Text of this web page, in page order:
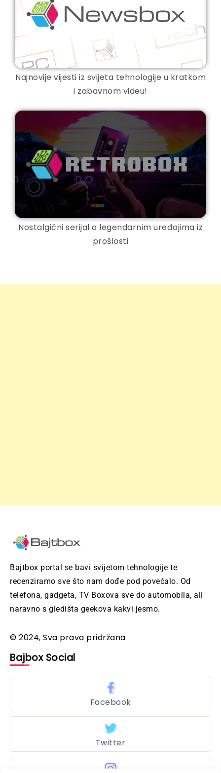
Najnovije vijesti iz svijeta tehnologije u kratkom
i zabavnom videu!
Nostalgični serijal o legendarnim uređajima iz
prošlosti
Bajtbox portal se bavi svijetom tehnologije te
recenziramo sve što nam dođe pod povećalo. Od
telefona, gadgeta, TV Boxova sve do automobila, ali
naravno s gledišta geekova kakvi jesmo.
© 2024, Sva prava pridržana
Bajbox Social
Facebook
Twitter